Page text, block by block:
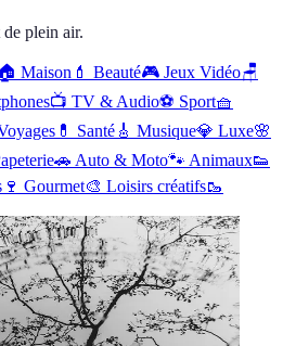
plein air.
🏠 Maison 💄 Beauté🎮 Jeux Vidéo🪑
📺 TV & Audio⚽ Sport🧺
💊 Santé 🎸 Musique💎 Luxe🌸
🚗 Auto & Moto🐾 Animaux👟
🍷 Gourmet🎨 Loisirs créatifs🥾